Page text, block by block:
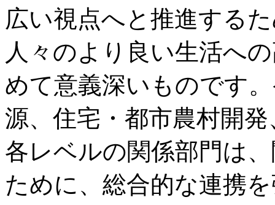
広い視点へと推進する
人々のより良い生活へ
めて意義深いものです
源、住宅・都市農村開
各レベルの関係部門は
ために、総合的な連携